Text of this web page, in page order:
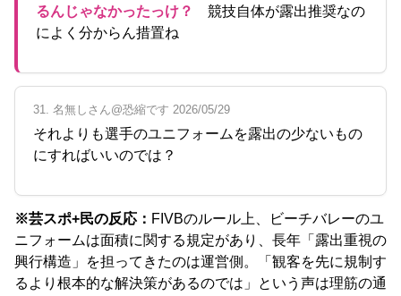
るんじゃなかったっけ？
競技自体が露出推奨なの
によく分からん措置ね
31. 名無しさん@恐縮です 2026/05/29
それよりも選手のユニフォームを露出の少ないもの
にすればいいのでは？
※芸スポ+民の反応： FIVBのルール上、ビーチバレーのユ
ニフォームは面積に関する規定があり、長年「露出重視の
興行構造」を担ってきたのは運営側。「観客を先に規制す
るより根本的な解決策があるのでは」という声は理筋の通